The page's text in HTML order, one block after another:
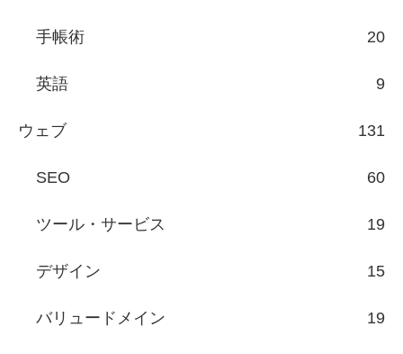
手帳術 20
英語 9
ウェブ 131
SEO 60
ツール・サービス 19
デザイン 15
バリュードメイン 19